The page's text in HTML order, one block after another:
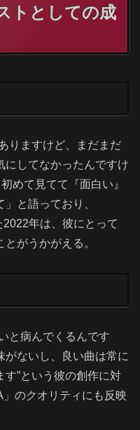
トとしての成
りますけど、まだまだ
にしてなかったんですけ
めて見てて『面白い』
と語っており、
2022年は、彼にとって
がうかがえる。
と病んでくるんです
がないし、良い曲は常に
”という彼の創作に対
のクオリティにも反映